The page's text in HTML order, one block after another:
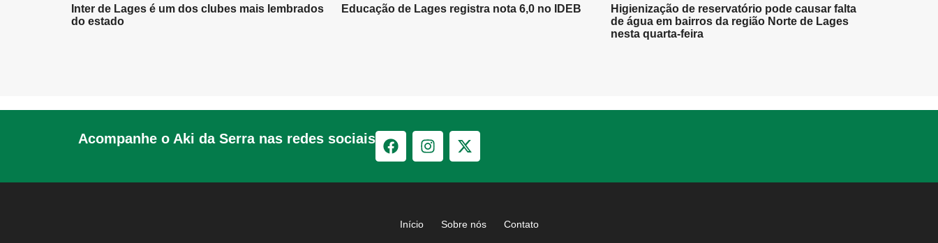
Inter de Lages é um dos clubes mais lembrados
do estado
Educação de Lages registra nota 6,0 no IDEB
Higienização de reservatório pode causar falta
de água em bairros da região Norte de Lages
nesta quarta-feira
Acompanhe o Aki da Serra nas redes sociais
Início Sobre nós Contato